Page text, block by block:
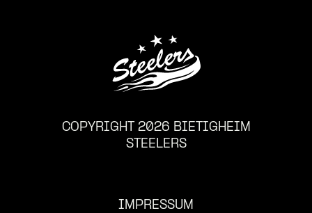
COPYRIGHT 2026 BIETIGHEIM
STEELERS
IMPRESSUM